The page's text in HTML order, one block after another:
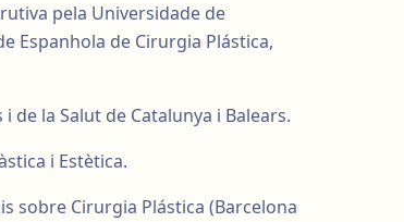
pela Universidade de
Espanhola de Cirurgia Plástica,
de la Salut de Catalunya i Balears.
i Estètica.
sobre Cirurgia Plástica (Barcelona